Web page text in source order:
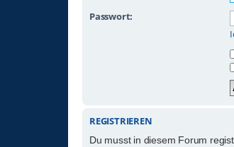
Passwort:
REGISTRIEREN
Du musst in diesem Forum